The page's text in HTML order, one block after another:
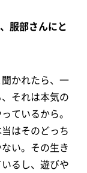
服部さんにと
かれたら、一
それは本気の
ているから。
はそのどっち
い。その生き
るし、遊びや